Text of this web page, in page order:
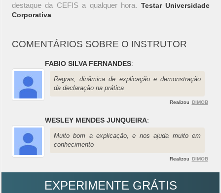
destaque da CEFIS a qualquer hora. Testar Universidade
Corporativa
COMENTÁRIOS SOBRE O INSTRUTOR
FABIO SILVA FERNANDES:
Regras, dinâmica de explicação e demonstração
da declaração na prática
Realizou DIMOB
WESLEY MENDES JUNQUEIRA:
Muito bom a explicação, e nos ajuda muito em
conhecimento
Realizou DIMOB
EXPERIMENTE GRÁTIS